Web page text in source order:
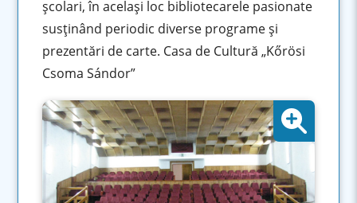
şcolari, în acelaşi loc bibliotecarele pasionate
susţinând periodic diverse programe şi
prezentări de carte. Casa de Cultură „Kőrösi
Csoma Sándor”